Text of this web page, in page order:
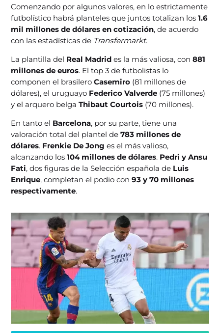
Comenzando por algunos valores, en lo estrictamente
futbolístico habrá planteles que juntos totalizan los1.6
mil millones de dólares en cotización, de acuerdo
con las estadísticas de Transfermarkt.
La plantilla del Real Madrid es la más valiosa, con881
millones de euros. El top 3 de futbolistas lo
componen el brasileroCasemiro (81 millones de
dólares), el uruguayo Federico Valverde (75 millones)
y el arquero belgaThibaut Courtois (70 millones).
En tanto el Barcelona, por su parte, tiene una
valoración total del plantel de783 millones de
dólares. Frenkie De Jong es el más valioso,
alcanzando los104 millones de dólares. Pedri y Ansu
Fati, dos figuras de la Selección española de Luis
Enrique, completan el podio con93 y 70 millones
respectivamente.